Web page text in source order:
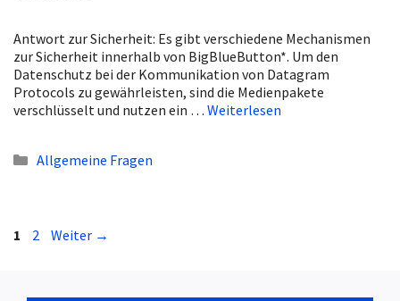
Antwort zur Sicherheit: Es gibt verschiedene Mechanismen
zur Sicherheit innerhalb von BigBlueButton*. Um den
Datenschutz bei der Kommunikation von Datagram
Protocols zu gewährleisten, sind die Medienpakete
verschlüsselt und nutzen ein … Weiterlesen
Kategorien
Allgemeine Fragen
Seite
1 Seite
2 Weiter →